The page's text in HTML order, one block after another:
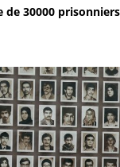
de 30000